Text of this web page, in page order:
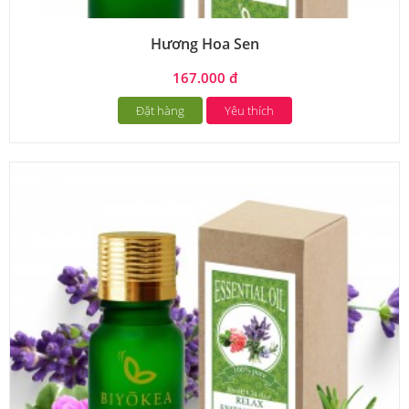
Hương Hoa Sen
167.000 đ
Đặt hàng Yêu thích